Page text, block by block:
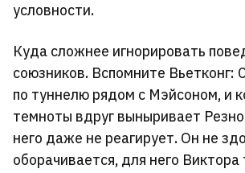
условности.
Куда сложнее игнорировать
союзников. Вспомните Вьетконг:
по туннелю рядом с Мэйсоном, и
темноты вдруг выныривает
него даже не реагирует. Он не
оборачивается, для него Виктора